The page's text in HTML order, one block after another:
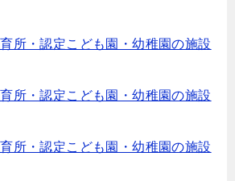
所・認定こども園・幼稚園の施設
所・認定こども園・幼稚園の施設
所・認定こども園・幼稚園の施設